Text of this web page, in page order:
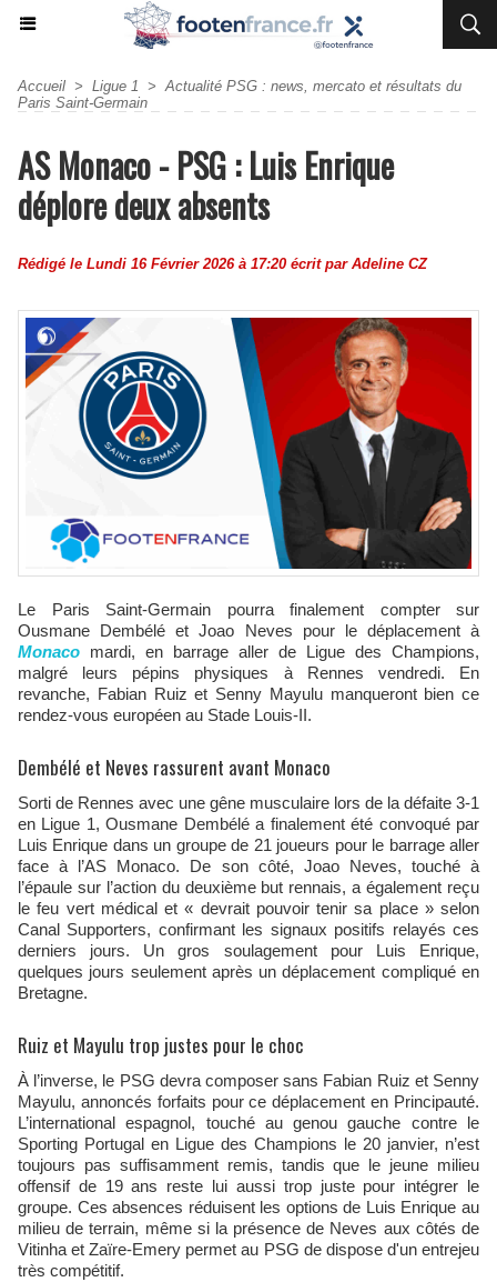
Accueil > Ligue 1 > Actualité PSG : news, mercato et résultats du
Paris Saint-Germain
AS Monaco - PSG : Luis Enrique
déplore deux absents
Rédigé le Lundi 16 Février 2026 à 17:20 écrit par Adeline CZ
Le Paris Saint-Germain pourra finalement compter sur
Ousmane Dembélé et Joao Neves pour le déplacement à
Monaco mardi, en barrage aller de Ligue des Champions,
malgré leurs pépins physiques à Rennes vendredi. En
revanche, Fabian Ruiz et Senny Mayulu manqueront bien ce
rendez-vous européen au Stade Louis-II.
Dembélé et Neves rassurent avant Monaco
Sorti de Rennes avec une gêne musculaire lors de la défaite 3-1
en Ligue 1, Ousmane Dembélé a finalement été convoqué par
Luis Enrique dans un groupe de 21 joueurs pour le barrage aller
face à l’AS Monaco. De son côté, Joao Neves, touché à
l’épaule sur l’action du deuxième but rennais, a également reçu
le feu vert médical et « devrait pouvoir tenir sa place » selon
Canal Supporters, confirmant les signaux positifs relayés ces
derniers jours. Un gros soulagement pour Luis Enrique,
quelques jours seulement après un déplacement compliqué en
Bretagne.
Ruiz et Mayulu trop justes pour le choc
À l’inverse, le PSG devra composer sans Fabian Ruiz et Senny
Mayulu, annoncés forfaits pour ce déplacement en Principauté.
L’international espagnol, touché au genou gauche contre le
Sporting Portugal en Ligue des Champions le 20 janvier, n’est
toujours pas suffisamment remis, tandis que le jeune milieu
offensif de 19 ans reste lui aussi trop juste pour intégrer le
groupe. Ces absences réduisent les options de Luis Enrique au
milieu de terrain, même si la présence de Neves aux côtés de
Vitinha et Zaïre-Emery permet au PSG de dispose d'un entrejeu
très compétitif.